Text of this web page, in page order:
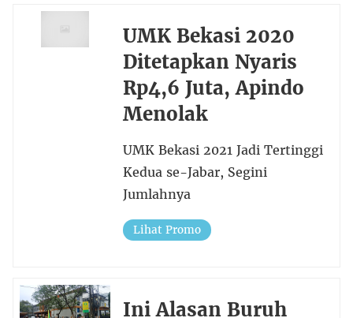
UMK Bekasi 2020
Ditetapkan Nyaris
Rp4,6 Juta, Apindo
Menolak
UMK Bekasi 2021 Jadi Tertinggi
Kedua se-Jabar, Segini
Jumlahnya
Lihat Promo
Ini Alasan Buruh